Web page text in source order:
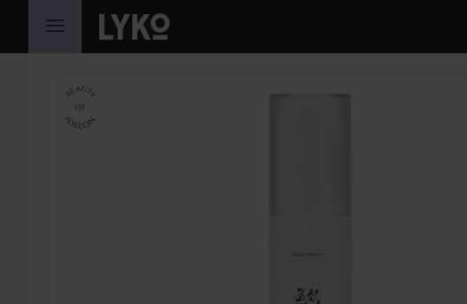
HOPPA TILL INNEHÅLLET
HOPPA ÖVER SEKTIONEN